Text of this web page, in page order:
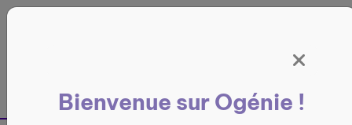
France entière
Bienvenue sur Ogénie !
Panneau de gestion des cookies